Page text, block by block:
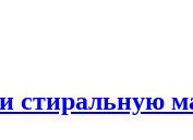
стиральную